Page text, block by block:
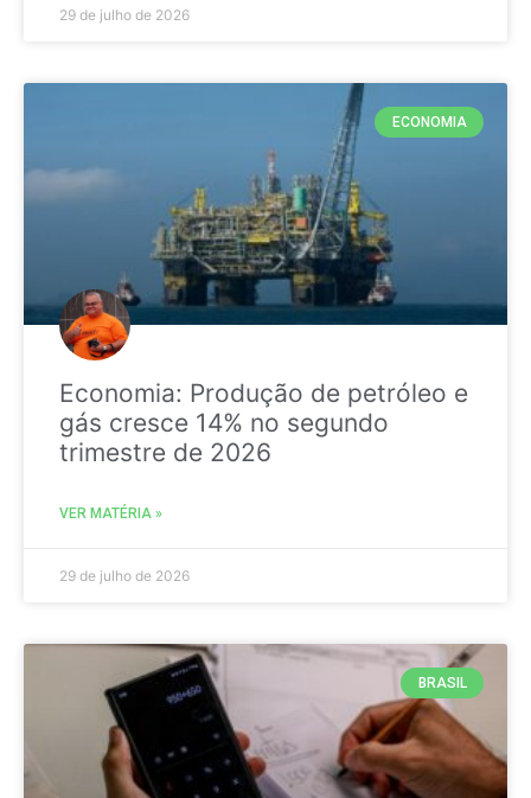
29 de julho de 2026
ECONOMIA
Economia: Produção de petróleo e
gás cresce 14% no segundo
trimestre de 2026
VER MATÉRIA »
29 de julho de 2026
BRASIL